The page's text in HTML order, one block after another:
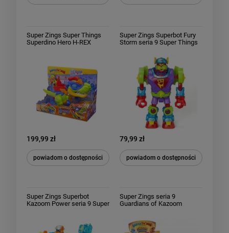
Super Zings Super Things
Superdino Hero H-REX
199,99 zł
powiadom o dostępności
Super Zings Superbot Fury
Storm seria 9 Super Things
79,99 zł
powiadom o dostępności
Super Zings Superbot
Kazoom Power seria 9 Super
Super Zings seria 9
Guardians of Kazoom